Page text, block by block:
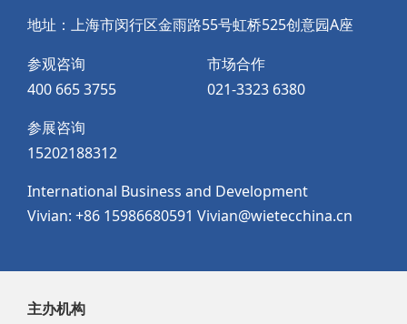
地址：上海市闵行区金雨路55号虹桥525创意园A座
参观咨询
400 665 3755
市场合作
021-3323 6380
参展咨询
15202188312
International Business and Development
Vivian: +86 15986680591 Vivian@wietecchina.cn
主办机构